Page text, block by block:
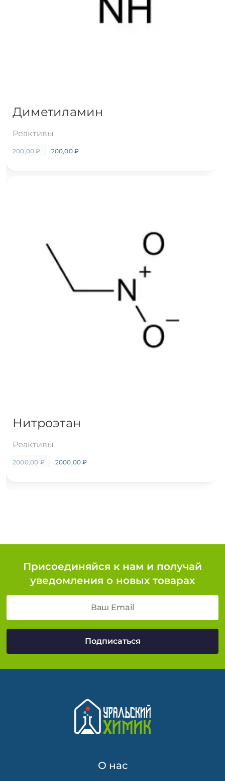
Диметиламин
Реактивы
200,00₽ 200,00₽
Нитроэтан
Реактивы
2000,00 ₽ 2000,00₽
Присоединяйся к нам и получай
уведомления о новых товарах
О нас